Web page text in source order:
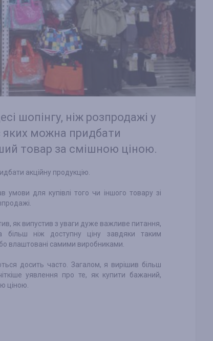
шопінгу, ніж розпродажі у
яких можна придбати
товар за смішною ціною.
акційну продукцію.
умови для купівлі того чи іншого товару зі
як випустив з уваги дуже важливе питання,
ніж доступну ціну завдяки таким
влаштовані самими виробниками.
досить часто. Загалом, я вирішив більш
уявлення про те, як купити бажаний,
ціною.